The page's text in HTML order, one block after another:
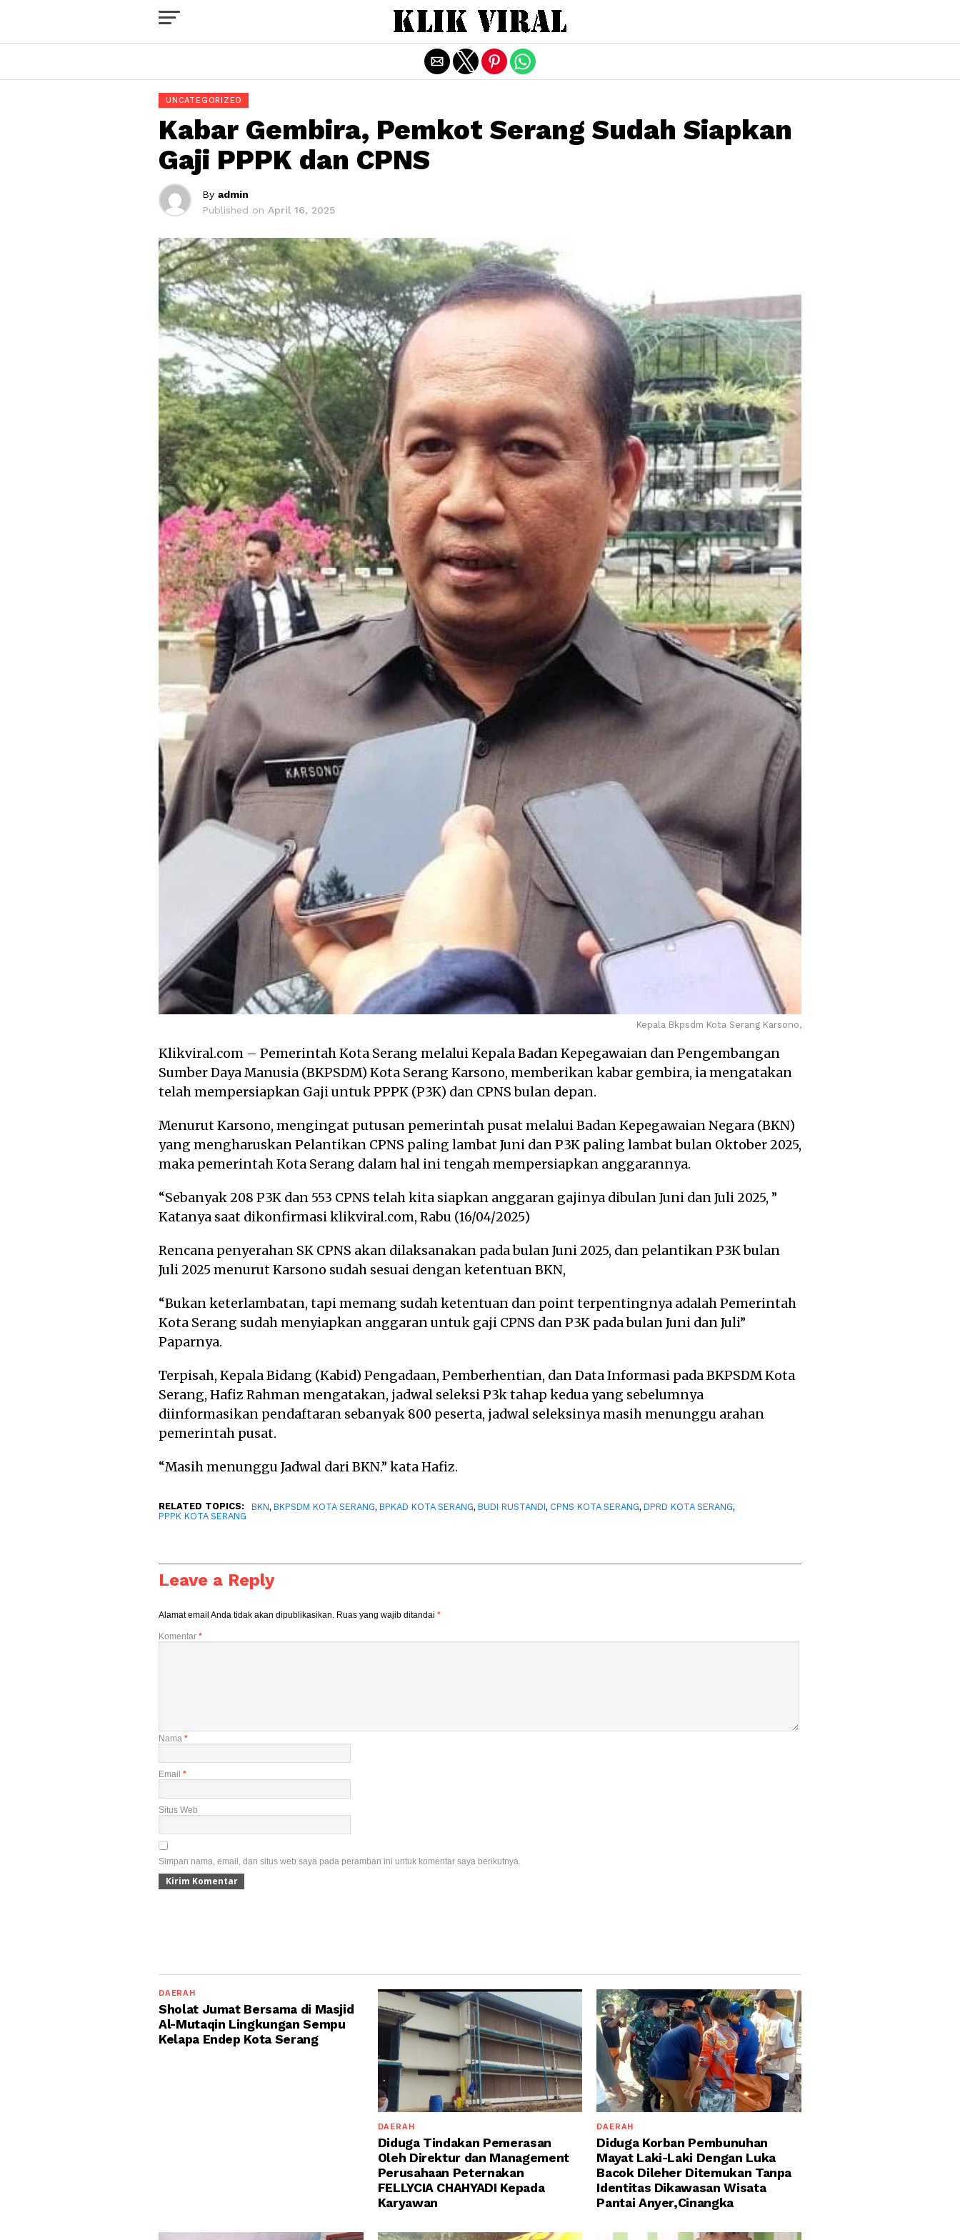
UNCATEGORIZED
Kabar Gembira, Pemkot Serang Sudah Siapkan
Gaji PPPK dan CPNS
By admin
Published on April 16, 2025
Kepala Bkpsdm Kota Serang Karsono,
Klikviral.com – Pemerintah Kota Serang melalui Kepala Badan Kepegawaian dan Pengembangan
Sumber Daya Manusia (BKPSDM) Kota Serang Karsono, memberikan kabar gembira, ia mengatakan
telah mempersiapkan Gaji untuk PPPK (P3K) dan CPNS bulan depan.
Menurut Karsono, mengingat putusan pemerintah pusat melalui Badan Kepegawaian Negara (BKN)
yang mengharuskan Pelantikan CPNS paling lambat Juni dan P3K paling lambat bulan Oktober 2025,
maka pemerintah Kota Serang dalam hal ini tengah mempersiapkan anggarannya.
“Sebanyak 208 P3K dan 553 CPNS telah kita siapkan anggaran gajinya dibulan Juni dan Juli 2025, ”
Katanya saat dikonfirmasi klikviral.com, Rabu (16/04/2025)
Rencana penyerahan SK CPNS akan dilaksanakan pada bulan Juni 2025, dan pelantikan P3K bulan
Juli 2025 menurut Karsono sudah sesuai dengan ketentuan BKN,
“Bukan keterlambatan, tapi memang sudah ketentuan dan point terpentingnya adalah Pemerintah
Kota Serang sudah menyiapkan anggaran untuk gaji CPNS dan P3K pada bulan Juni dan Juli”
Paparnya.
Terpisah, Kepala Bidang (Kabid) Pengadaan, Pemberhentian, dan Data Informasi pada BKPSDM Kota
Serang, Hafiz Rahman mengatakan, jadwal seleksi P3k tahap kedua yang sebelumnya
diinformasikan pendaftaran sebanyak 800 peserta, jadwal seleksinya masih menunggu arahan
pemerintah pusat.
“Masih menunggu Jadwal dari BKN.” kata Hafiz.
RELATED TOPICS: BKN, BKPSDM KOTA SERANG, BPKAD KOTA SERANG, BUDI RUSTANDI, CPNS KOTA SERANG, DPRD KOTA SERANG,
PPPK KOTA SERANG
Leave a Reply
Alamat email Anda tidak akan dipublikasikan. Ruas yang wajib ditandai *
Komentar *
Nama *
Email *
Situs Web
Simpan nama, email, dan situs web saya pada peramban ini untuk komentar saya berikutnya.
DAERAH
Sholat Jumat Bersama di Masjid
Al-Mutaqin Lingkungan Sempu
Kelapa Endep Kota Serang
DAERAH
Diduga Tindakan Pemerasan
Oleh Direktur dan Management
Perusahaan Peternakan
FELLYCIA CHAHYADI Kepada
Karyawan
DAERAH
Diduga Korban Pembunuhan
Mayat Laki-Laki Dengan Luka
Bacok Dileher Ditemukan Tanpa
Identitas Dikawasan Wisata
Pantai Anyer,Cinangka
Exit mobile version